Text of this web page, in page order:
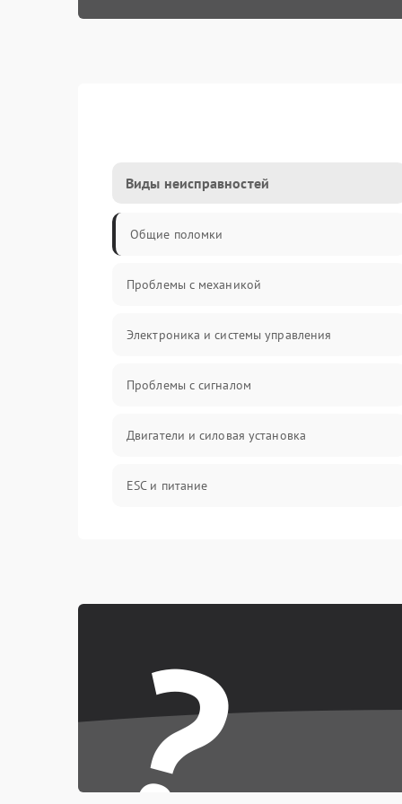
Виды неисправностей
Общие поломки
Проблемы с механикой
Электроника и системы управления
Проблемы с сигналом
Двигатели и силовая установка
ESC и питание
Связь и телеметрия
Температурные и внешние факторы
Пропеллеры
?